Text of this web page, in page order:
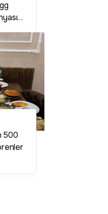
mı?
500